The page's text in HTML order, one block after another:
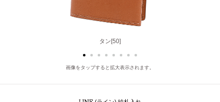
タン[50]
ブラック[10]
画像をタップすると拡大表示されます。